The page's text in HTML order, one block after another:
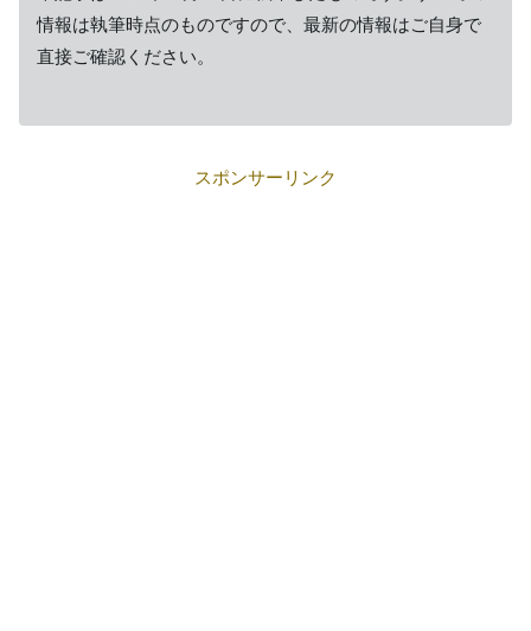
情報は執筆時点のものですので、最新の情報はご自身で
直接ご確認ください。
スポンサーリンク